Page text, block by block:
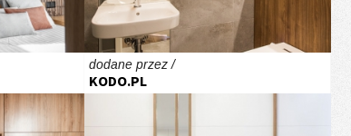
dodane przez /
KODO.PL